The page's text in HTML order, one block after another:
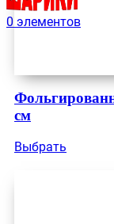
0 элементов
см
Выбрать